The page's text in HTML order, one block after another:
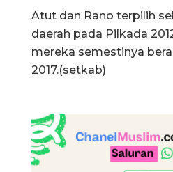
Atut dan Rano terpilih
daerah pada Pilkada
mereka semestinya
2017.(setkab)